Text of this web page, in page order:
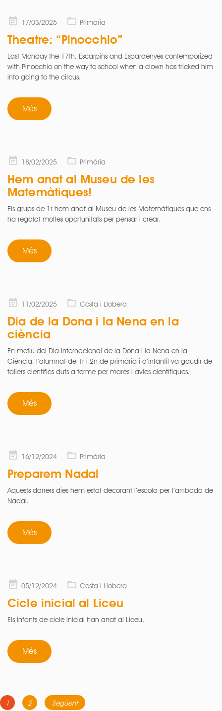
Posted17/03/2025 Primària
Theatre: “Pinocchio”
Last Monday the 17th, Escarpins and Espardenyes contemporized
with Pinocchio on the way to school when a clown has tricked him
into going to the circus.
Més
Posted18/02/2025 Primària
Hem anat al Museu de les
Matemàtiques!
Els grups de 1r hem anat al Museu de les Matemàtiques que ens
ha regalat moltes oportunitats per pensar i crear.
Més
Posted11/02/2025 Costa i Llobera
Dia de la Dona i la Nena en la
ciència
En motiu del Dia Internacional de la Dona i la Nena en la
Ciència, l’alumnat de 1r i 2n de primària i d’infantil va gaudir de
tallers científics duts a terme per mares i àvies científiques.
Més
Posted16/12/2024 Primària
Preparem Nadal
Aquests darrers dies hem estat decorant l’escola per l’arribada de
Nadal.
Més
Posted05/12/2024 Costa i Llobera
Cicle inicial al Liceu
Els infants de cicle inicial han anat al Liceu.
Més
Navegació
Page
1 Page
2 Següent